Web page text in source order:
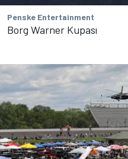
Penske Entertainment
Borg Warner Kupası